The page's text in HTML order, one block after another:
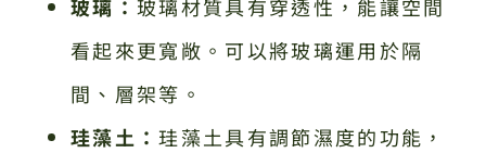
玻璃：玻璃材質具有穿透性，能讓空間
看起來更寬敞。可以將玻璃運用於隔
間、層架等。
珪藻土：珪藻土具有調節濕度的功能，